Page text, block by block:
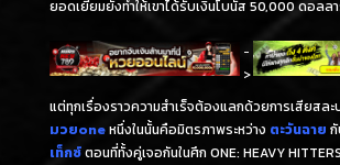
ยอดเยี่ยมยังทำให้เขาได้รับเงินโบนัส 50,000 ดอลล
-
>
แต่ทุกเรื่องราวความสำเร็จต้องแลกด้วยการเสียสละ
มวยoneหนึ่งในนั้นคือมิตรภาพระหว่าง ตะวันฉาย
เท็กซ์ตอนที่ทั้งคู่เจอกันในศึก ONE: HEAVY